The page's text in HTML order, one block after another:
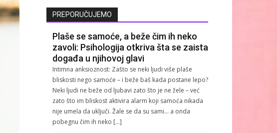
PREPORUČUJEMO
Plaše se samoće, a beže čim ih neko
zavoli: Psihologija otkriva šta se zaista
događa u njihovoj glavi
Intimna anksioznost: Zašto se neki ljudi više plaše
bliskosti nego samoće – i beže baš kada postane lepo?
Neki ljudi ne beže od ljubavi zato što je ne žele – već
zato što im bliskost aktivira alarm koji samoća nikada
nije umela da uključi. Žale se da su sami… a onda
pobegnu čim ih neko […]